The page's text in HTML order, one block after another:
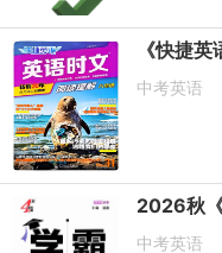
中考英语
中考英语